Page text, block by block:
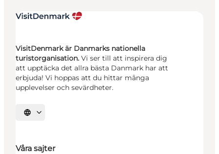
VisitDenmark är Danmarks nationella
turistorganisation. Vi ser till att inspirera dig
att upptäcka det allra bästa Danmark har att
erbjuda! Vi hoppas att du hittar många
upplevelser och sevärdheter.
Välj språk
Våra sajter